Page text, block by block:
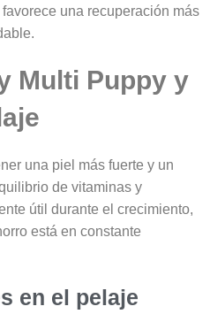
una recuperación más
Multi Puppy y
una piel más fuerte y un
de vitaminas y
útil durante el crecimiento,
está en constante
en el pelaje